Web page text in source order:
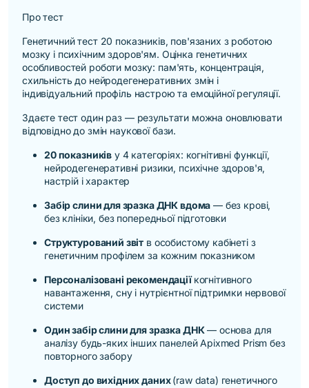
Про тест
Генетичний тест 20 показників, пов'язаних з роботою
мозку і психічним здоров'ям. Оцінка генетичних
особливостей роботи мозку: пам'ять, концентрація,
схильність до нейродегенеративних змін і
індивідуальний профіль настрою та емоційної регуляції.
Здаєте тест один раз — результати можна оновлювати
відповідно до змін наукової бази.
20 показників у 4 категоріях: когнітивні функції,
нейродегенеративні ризики, психічне здоров'я,
настрій і характер
Забір слини для зразка ДНК вдома — без крові,
без клініки, без попередньої підготовки
Структурований звіт в особистому кабінеті з
генетичним профілем за кожним показником
Персоналізовані рекомендаціїкогнітивного
навантаження, сну і нутрієнтної підтримки нервової
системи
Один забір слини для зразка ДНК— основа для
аналізу будь-яких інших панелей Apixmed Prism без
повторного забору
Доступ до вихідних даних(raw data) генетичного